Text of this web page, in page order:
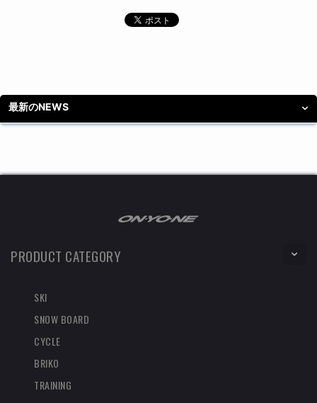
最新のNEWS
PRODUCT CATEGORY
SKI
SNOW BOARD
CYCLE
BRIKO
TRAINING